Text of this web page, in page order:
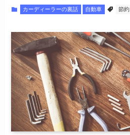
カーディーラーの裏話 自動車 節約